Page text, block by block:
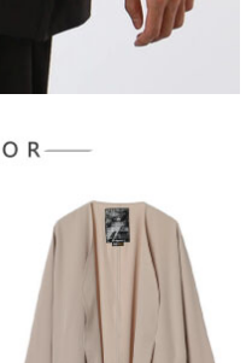
起之損失，本公司不負相關責
別帳號之用戶狀況，依本公司即
足之情形，本公司將視審查結果